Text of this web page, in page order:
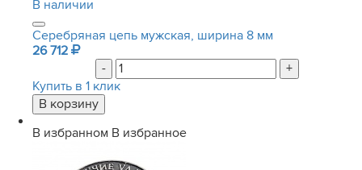
В наличии
Серебряная цепь мужская, ширина 8 мм
26 712
-
+
Купить в 1 клик
В избранном В избранное